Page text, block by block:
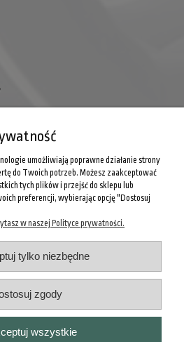
POMOC
PRAWNE
MOJE KONTO
umożliwiają poprawne działanie strony
do Twoich potrzeb. Możesz zaakceptować
tych plików i przejść do sklepu lub
preferencji, wybierając opcję "Dostosuj
w naszej Polityce prywatności.
tylko niezbędne
zgody
wszystkie